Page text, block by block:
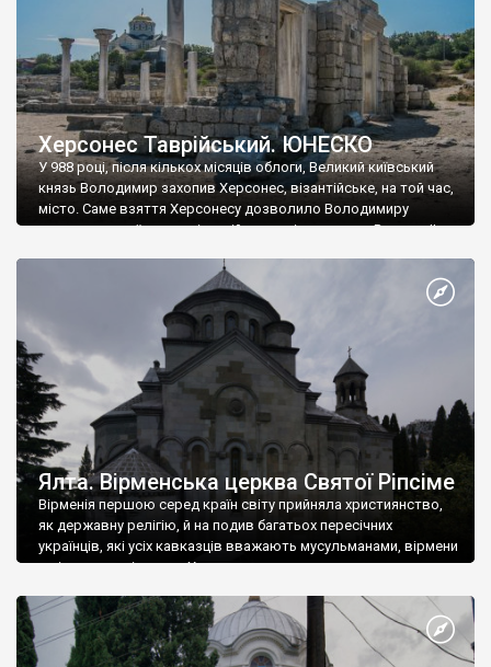
Херсонес Таврійський. ЮНЕСКО
У 988 році, після кількох місяців облоги, Великий київський
князь Володимир захопив Херсонес, візантійське, на той час,
місто. Саме взяття Херсонесу дозволило Володимиру
диктувати свої умови візантійському імператору Василю ІІ, та
Херсонесі Володимир-язичник, став Василем-християнином.
А потім було Хрещення Русі. На честь Херсонесу Таврійського
Ялта. Вірменська церква Святої Ріпсіме
Вірменія першою серед країн світу прийняла християнство,
як державну релігію, й на подив багатьох пересічних
українців, які усіх кавказців вважають мусульманами, вірмени
є відданими вірянами Христа